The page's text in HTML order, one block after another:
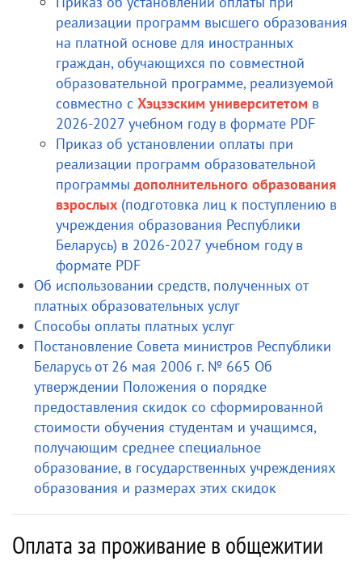
реализации программ высшего образования
на платной основе для иностранных
граждан, обучающихся по совместной
образовательной программе, реализуемой
совместно с Хэцзэским университетом в
2026-2027 учебном году в формате PDF
Приказ об установлении оплаты при
реализации программ образовательной
программы дополнительного образования
взрослых (подготовка лиц к поступлению в
учреждения образования Республики
Беларусь) в 2026-2027 учебном году в
формате PDF
Об использовании средств, полученных от
платных образовательных услуг
Способы оплаты платных услуг
Постановление Совета министров Республики
Беларусь от 26 мая 2006 г. № 665 Об
утверждении Положения о порядке
предоставления скидок со сформированной
стоимости обучения студентам и учащимся,
получающим среднее специальное
образование, в государственных учреждениях
образования и размерах этих скидок
Оплата за проживание в общежитии